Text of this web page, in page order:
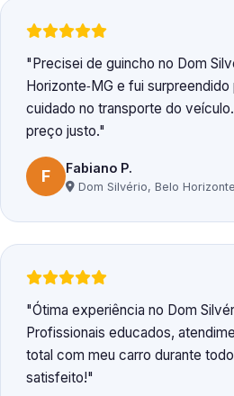
Precisei de guincho no Dom
Horizonte‑MG e fui surpreendido
cuidado no transporte do
preço justo.
F Fabiano P.
Dom Silvério, Belo
Ótima experiência no Dom
Profissionais educados,
total com meu carro durante
satisfeito!